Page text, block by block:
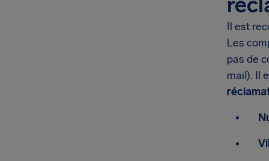
Il est
Les
pas de
mail). Il